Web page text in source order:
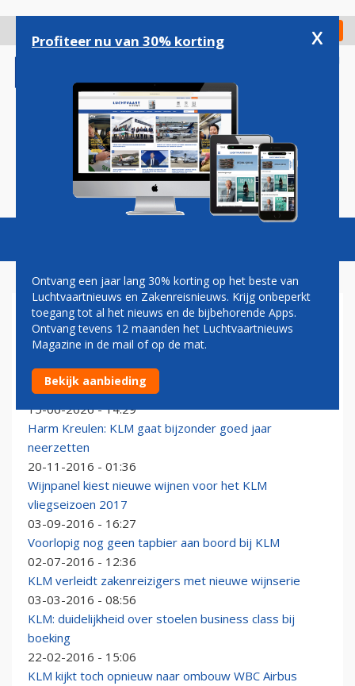
gaan
Check in
Magazine Podcasts Vacatures
WORLD BUSINESS CLASS
Nieuwe Airbus A350 KLM vliegt voorlopig zonder
Business Class-stoelen
15-06-2026 - 14:29
Harm Kreulen: KLM gaat bijzonder goed jaar
neerzetten
20-11-2016 - 01:36
Wijnpanel kiest nieuwe wijnen voor het KLM
vliegseizoen 2017
03-09-2016 - 16:27
Voorlopig nog geen tapbier aan boord bij KLM
02-07-2016 - 12:36
KLM verleidt zakenreizigers met nieuwe wijnserie
03-03-2016 - 08:56
KLM: duidelijkheid over stoelen business class bij
boeking
22-02-2016 - 15:06
KLM kijkt toch opnieuw naar ombouw WBC Airbus
Profiteer nu van 30% korting x
Ontvang een jaar lang 30% korting op het beste van
Luchtvaartnieuws en Zakenreisnieuws. Krijg onbeperkt
toegang tot al het nieuws en de bijbehorende Apps.
Ontvang tevens 12 maanden het Luchtvaartnieuws
Magazine in de mail of op de mat.
Bekijk aanbieding